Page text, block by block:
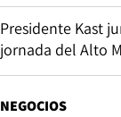
Presidente Kast
jornada del Alto
NEGOCIOS